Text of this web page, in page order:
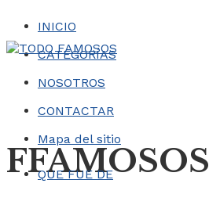
INICIO
CATEGORÍAS
NOSOTROS
CONTACTAR
Mapa del sitio
FFAMOSOS
QUE FUE DE